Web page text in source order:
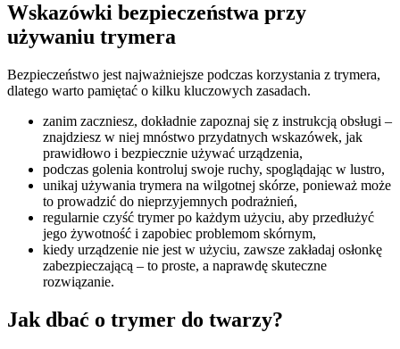
Wskazówki bezpieczeństwa przy
używaniu trymera
Bezpieczeństwo jest najważniejsze podczas korzystania z trymera,
dlatego warto pamiętać o kilku kluczowych zasadach.
zanim zaczniesz, dokładnie zapoznaj się z instrukcją obsługi –
znajdziesz w niej mnóstwo przydatnych wskazówek, jak
prawidłowo i bezpiecznie używać urządzenia,
podczas golenia kontroluj swoje ruchy, spoglądając w lustro,
unikaj używania trymera na wilgotnej skórze, ponieważ może
to prowadzić do nieprzyjemnych podrażnień,
regularnie czyść trymer po każdym użyciu, aby przedłużyć
jego żywotność i zapobiec problemom skórnym,
kiedy urządzenie nie jest w użyciu, zawsze zakładaj osłonkę
zabezpieczającą – to proste, a naprawdę skuteczne
rozwiązanie.
Jak dbać o trymer do twarzy?